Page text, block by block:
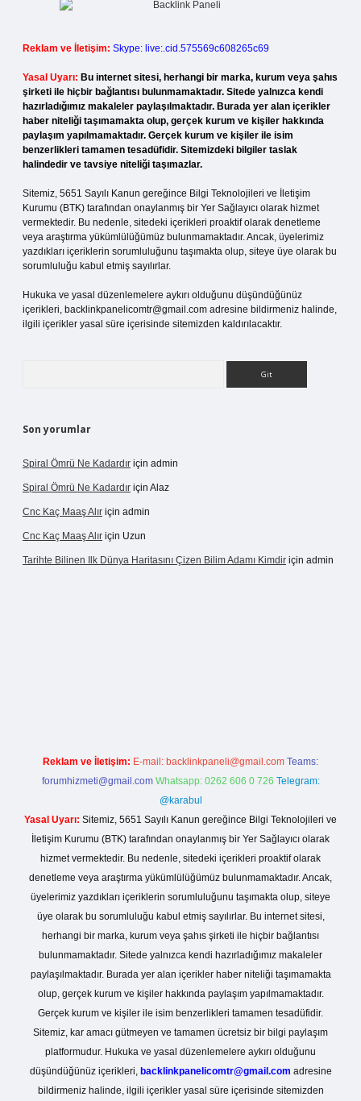
Reklam ve İletişim: Skype: live:.cid.575569c608265c69
Yasal Uyarı: Bu internet sitesi, herhangi bir marka, kurum veya şahıs
şirketi ile hiçbir bağlantısı bulunmamaktadır. Sitede yalnızca kendi
hazırladığımız makaleler paylaşılmaktadır. Burada yer alan içerikler
haber niteliği taşımamakta olup, gerçek kurum ve kişiler hakkında
paylaşım yapılmamaktadır. Gerçek kurum ve kişiler ile isim
benzerlikleri tamamen tesadüfidir. Sitemizdeki bilgiler taslak
halindedir ve tavsiye niteliği taşımazlar.
Sitemiz, 5651 Sayılı Kanun gereğince Bilgi Teknolojileri ve İletişim
Kurumu (BTK) tarafından onaylanmış bir Yer Sağlayıcı olarak hizmet
vermektedir. Bu nedenle, sitedeki içerikleri proaktif olarak denetleme
veya araştırma yükümlülüğümüz bulunmamaktadır. Ancak, üyelerimiz
yazdıkları içeriklerin sorumluluğunu taşımakta olup, siteye üye olarak bu
sorumluluğu kabul etmiş sayılırlar.
Hukuka ve yasal düzenlemelere aykırı olduğunu düşündüğünüz
içerikleri, backlinkpanelicomtr@gmail.com adresine bildirmeniz halinde,
ilgili içerikler yasal süre içerisinde sitemizden kaldırılacaktır.
Son yorumlar
Spiral Ömrü Ne Kadardır için admin
Spiral Ömrü Ne Kadardır için Alaz
Cnc Kaç Maaş Alır için admin
Cnc Kaç Maaş Alır için Uzun
Tarihte Bilinen Ilk Dünya Haritasını Çizen Bilim Adamı Kimdir için admin
Reklam ve İletişim: E-mail: backlinkpaneli@gmail.com Teams:
forumhizmeti@gmail.com Whatsapp: 0262 606 0 726 Telegram:
@karabul
Yasal Uyarı: Sitemiz, 5651 Sayılı Kanun gereğince Bilgi Teknolojileri ve
İletişim Kurumu (BTK) tarafından onaylanmış bir Yer Sağlayıcı olarak
hizmet vermektedir. Bu nedenle, sitedeki içerikleri proaktif olarak
denetleme veya araştırma yükümlülüğümüz bulunmamaktadır. Ancak,
üyelerimiz yazdıkları içeriklerin sorumluluğunu taşımakta olup, siteye
üye olarak bu sorumluluğu kabul etmiş sayılırlar. Bu internet sitesi,
herhangi bir marka, kurum veya şahıs şirketi ile hiçbir bağlantısı
bulunmamaktadır. Sitede yalnızca kendi hazırladığımız makaleler
paylaşılmaktadır. Burada yer alan içerikler haber niteliği taşımamakta
olup, gerçek kurum ve kişiler hakkında paylaşım yapılmamaktadır.
Gerçek kurum ve kişiler ile isim benzerlikleri tamamen tesadüfidir.
Sitemiz, kar amacı gütmeyen ve tamamen ücretsiz bir bilgi paylaşım
platformudur. Hukuka ve yasal düzenlemelere aykırı olduğunu
düşündüğünüz içerikleri, backlinkpanelicomtr@gmail.com adresine
bildirmeniz halinde, ilgili içerikler yasal süre içerisinde sitemizden